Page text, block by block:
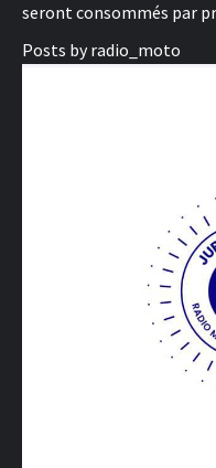
seront consommés par
Posts by radio_moto